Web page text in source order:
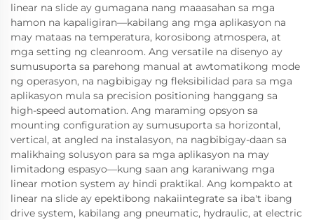
linear na slide ay gumagana nang maaasahan sa mga
hamon na kapaligiran—kabilang ang mga aplikasyon na
may mataas na temperatura, korosibong atmospera, at
mga setting ng cleanroom. Ang versatile na disenyo ay
sumusuporta sa parehong manual at awtomatikong mode
ng operasyon, na nagbibigay ng fleksibilidad para sa mga
aplikasyon mula sa precision positioning hanggang sa
high-speed automation. Ang maraming opsyon sa
mounting configuration ay sumusuporta sa horizontal,
vertical, at angled na instalasyon, na nagbibigay-daan sa
malikhaing solusyon para sa mga aplikasyon na may
limitadong espasyo—kung saan ang karaniwang mga
linear motion system ay hindi praktikal. Ang kompakto at
linear na slide ay epektibong nakaiintegrate sa iba't ibang
drive system, kabilang ang pneumatic, hydraulic, at electric